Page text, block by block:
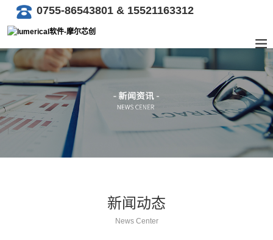
0755-86543801 & 15521163312
新闻动态
News Center